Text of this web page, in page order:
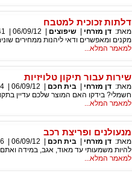
דלתות זכוכית למטבח
מאת: דן מזרחי שיפוצים 06/09/12
מקנים ומאפשרים ודאי ליהנות ממחירים
למאמר המלא...
שירות עבור תיקון טלויזיות
מאת: דן מזרחי בית חכם 06/09/12
חשמלי? בידקו האם המוצר שלכם עדיין
למאמר המלא...
מנעולנים ופריצת רכב
מאת: דן מזרחי בית חכם 06/09/12
להיות משמעותי עד מאוד, אגב, במידה
למאמר המלא...